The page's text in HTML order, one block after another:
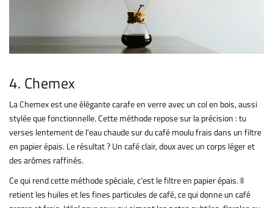
4. Chemex
La Chemex est une élégante carafe en verre avec un col en bois, aussi
stylée que fonctionnelle. Cette méthode repose sur la précision : tu
verses lentement de l'eau chaude sur du café moulu frais dans un filtre
en papier épais. Le résultat ? Un café clair, doux avec un corps léger et
des arômes raffinés.
Ce qui rend cette méthode spéciale, c'est le filtre en papier épais. Il
retient les huiles et les fines particules de café, ce qui donne un café